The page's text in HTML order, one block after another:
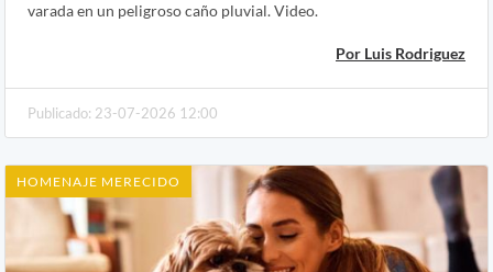
varada en un peligroso caño pluvial. Video.
Por Luis Rodriguez
Publicado: 23-07-2026 12:00
HOMENAJE MERECIDO